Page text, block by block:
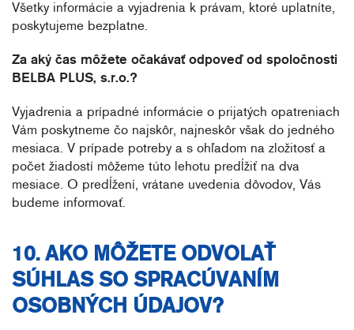
Všetky informácie a vyjadrenia k právam, ktoré uplatníte,
poskytujeme bezplatne.
Za aký čas môžete očakávať odpoveď od spoločnosti
BELBA PLUS, s.r.o.?
Vyjadrenia a prípadné informácie o prijatých opatreniach
Vám poskytneme čo najskôr, najneskôr však do jedného
mesiaca. V prípade potreby a s ohľadom na zložitosť a
počet žiadostí môžeme túto lehotu predĺžiť na dva
mesiace. O predĺžení, vrátane uvedenia dôvodov, Vás
budeme informovať.
10. AKO MÔŽETE ODVOLAŤ
SÚHLAS SO SPRACÚVANÍM
OSOBNÝCH ÚDAJOV?